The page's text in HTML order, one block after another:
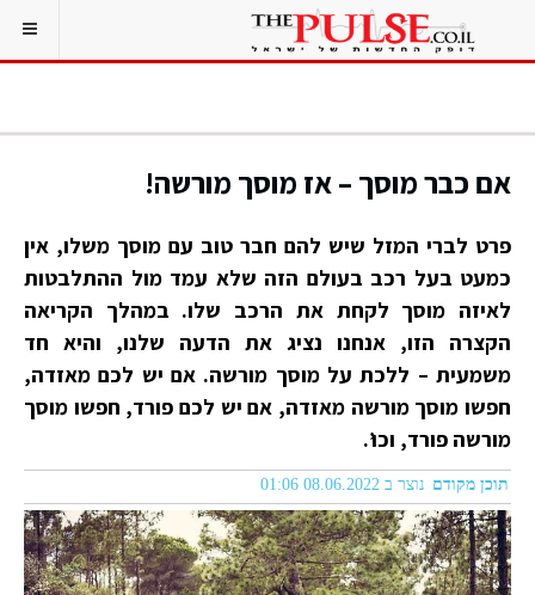
אם כבר מוסך – אז מוסך מורשה!
פרט לברי המזל שיש להם חבר טוב עם מוסך משלו, אין
כמעט בעל רכב בעולם הזה שלא עמד מול ההתלבטות
לאיזה מוסך לקחת את הרכב שלו. במהלך הקריאה
הקצרה הזו, אנחנו נציג את הדעה שלנו, והיא חד
משמעית – ללכת על מוסך מורשה. אם יש לכם מאזדה,
חפשו מוסך מורשה מאזדה, אם יש לכם פורד, חפשו מוסך
מורשה פורד, וכו’.
תוכן מקודם נוצר ב 08.06.2022 01:06